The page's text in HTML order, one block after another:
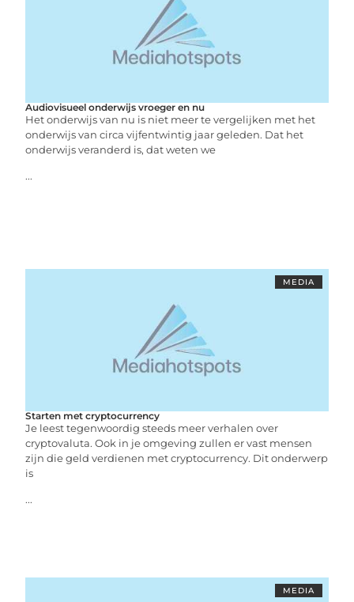
Audiovisueel onderwijs vroeger en nu
Het onderwijs van nu is niet meer te vergelijken met het
onderwijs van circa vijfentwintig jaar geleden. Dat het
onderwijs veranderd is, dat weten we
...
MEDIA
Starten met cryptocurrency
Je leest tegenwoordig steeds meer verhalen over
cryptovaluta. Ook in je omgeving zullen er vast mensen
zijn die geld verdienen met cryptocurrency. Dit onderwerp
is
...
MEDIA